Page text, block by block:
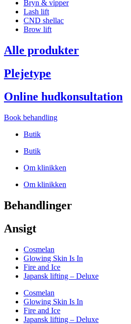
Bryn & vipper
Lash lift
CND shellac
Brow lift
Alle produkter
Plejetype
Online hudkonsultation
Book behandling
Butik
Butik
Om klinikken
Om klinikken
Behandlinger
Ansigt
Cosmelan
Glowing Skin Is In
Fire and Ice
Japansk lifting – Deluxe
Cosmelan
Glowing Skin Is In
Fire and Ice
Japansk lifting – Deluxe